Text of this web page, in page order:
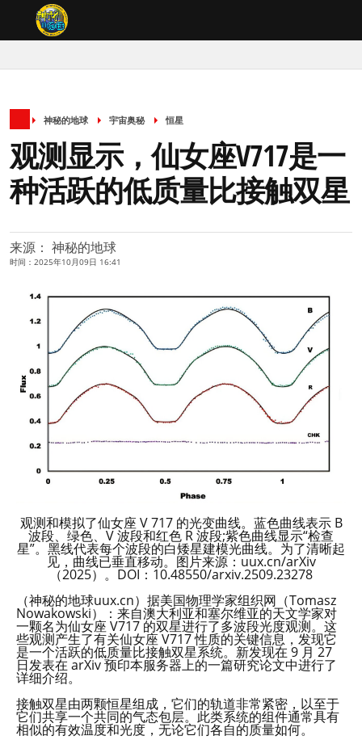
神秘的地球 宇宙奥秘 恒星
观测显示，仙女座V717是一
种活跃的低质量比接触双星
来源： 神秘的地球
时间：2025年10月09日 16:41
观测和模拟了仙女座 V 717 的光变曲线。蓝色曲线表示 B
波段、绿色、V 波段和红色 R 波段;紫色曲线显示“检查
星”。黑线代表每个波段的白矮星建模光曲线。为了清晰起
见，曲线已垂直移动。图片来源：uux.cn/arXiv
（2025）。DOI：10.48550/arxiv.2509.23278
（神秘的地球uux.cn）据美国物理学家组织网（Tomasz
Nowakowski）：来自澳大利亚和塞尔维亚的天文学家对
一颗名为仙女座 V717 的双星进行了多波段光度观测。这
些观测产生了有关仙女座 V717 性质的关键信息，发现它
是一个活跃的低质量比接触双星系统。新发现在 9 月 27
日发表在 arXiv 预印本服务器上的一篇研究论文中进行了
详细介绍。
接触双星由两颗恒星组成，它们的轨道非常紧密，以至于
它们共享一个共同的气态包层。此类系统的组件通常具有
相似的有效温度和光度，无论它们各自的质量如何。